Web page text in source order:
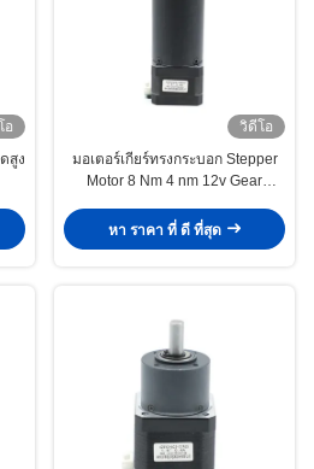
อ
สูง
วิดีโอ
มอเตอร์เกียร์ทรงกระบอก Stepper
Motor 8 Nm 4 nm 12v Gear
หา ราคา ที่ ดี ที่สุด